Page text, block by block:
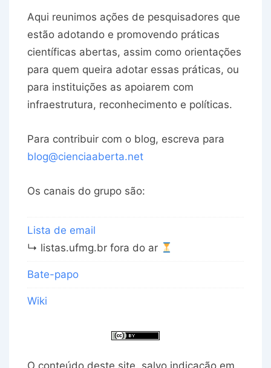
Aqui reunimos ações de pesquisadores que
estão adotando e promovendo práticas
científicas abertas, assim como orientações
para quem queira adotar essas práticas, ou
para instituições as apoiarem com
infraestrutura, reconhecimento e políticas.
Para contribuir com o blog, escreva para
blog@cienciaaberta.net
Os canais do grupo são:
Lista de email
↳ listas.ufmg.br fora do ar
Bate-papo
Wiki